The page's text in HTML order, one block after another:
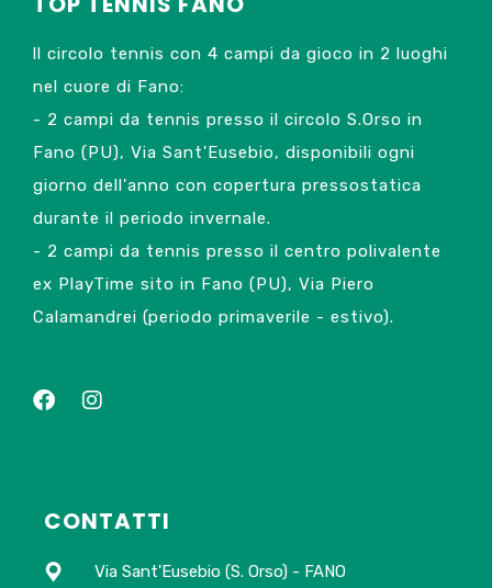
ll circolo tennis con 4 campi da gioco in 2 luoghi
nel cuore di Fano:
- 2 campi da tennis presso il circolo S.Orso in
Fano (PU), Via Sant'Eusebio, disponibili ogni
giorno dell'anno con copertura pressostatica
durante il periodo invernale.
- 2 campi da tennis presso il centro polivalente
ex PlayTime sito in Fano (PU), Via Piero
Calamandrei (periodo primaverile - estivo).
CONTATTI
Via Sant'Eusebio (S. Orso) - FANO